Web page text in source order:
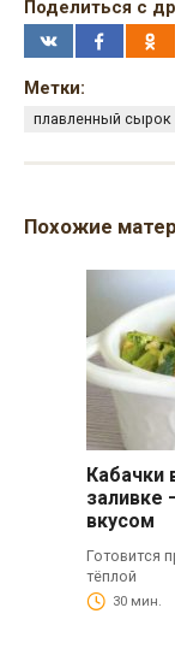
Поделиться с
Метки:
плавленный сырок
Похожие
Кабачки
заливке
вкусом
Готовится
тёплой
30 мин.